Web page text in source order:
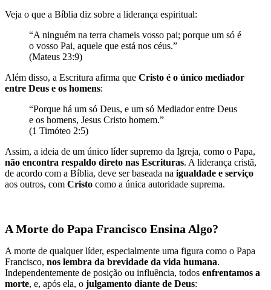
Veja o que a Bíblia diz sobre a liderança espiritual:
“A ninguém na terra chameis vosso pai; porque um só é
o vosso Pai, aquele que está nos céus.”
(Mateus 23:9)
Além disso, a Escritura afirma que Cristo é o único mediador
entre Deus e os homens:
“Porque há um só Deus, e um só Mediador entre Deus
e os homens, Jesus Cristo homem.”
(1 Timóteo 2:5)
Assim, a ideia de um único líder supremo da Igreja, como o Papa,
não encontra respaldo direto nas Escrituras. A liderança cristã,
de acordo com a Bíblia, deve ser baseada na igualdade e serviço
aos outros, com Cristo como a única autoridade suprema.
A Morte do Papa Francisco Ensina Algo?
A morte de qualquer líder, especialmente uma figura como o Papa
Francisco, nos lembra da brevidade da vida humana.
Independentemente de posição ou influência, todos enfrentamos a
morte, e, após ela, o julgamento diante de Deus: